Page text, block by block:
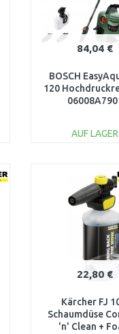
84,04 €
BOSCH
120
AUF LAGER
22,80 €
Kärcher FJ
Schaumdüse
'n' Clean +